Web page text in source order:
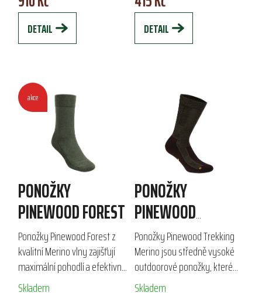
vlákno X-Static, tyto...
DETAIL
vlhkost a poskytují...
DETAIL
akce
PONOŽKY
PINEWOOD FOREST
Ponožky Pinewood Forest z
kvalitní Merino vlny zajišťují
maximální pohodlí a efektivní
odvod vlhkosti. Ideální pro lov,
Skladem
PONOŽKY
PINEWOOD
TREKKING MERINO
Ponožky Pinewood Trekking
Merino jsou středně vysoké
outdoorové ponožky, které
kombinují 60 % vlny s dalšími
Skladem